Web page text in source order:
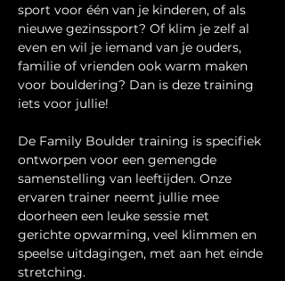
sport voor één van je kinderen, of als
nieuwe gezinssport? Of klim je zelf al
even en wil je iemand van je ouders,
familie of vrienden ook warm maken
voor bouldering? Dan is deze training
iets voor jullie!
De Family Boulder training is specifiek
ontworpen voor een gemengde
samenstelling van leeftijden. Onze
ervaren trainer neemt jullie mee
doorheen een leuke sessie met
gerichte opwarming, veel klimmen en
speelse uitdagingen, met aan het einde
stretching.